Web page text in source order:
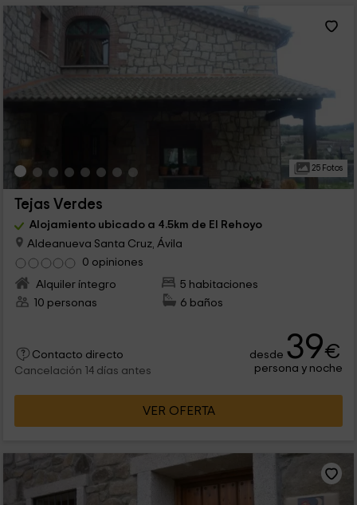
25 Fotos
Tejas Verdes
Alojamiento ubicado a 4.5km de El Rehoyo
Aldeanueva Santa Cruz, Ávila
0 opiniones
Alquiler íntegro
5 habitaciones
10 personas
6 baños
Contacto directo
Cancelación 14 días antes
desde 39€
persona y noche
VER OFERTA